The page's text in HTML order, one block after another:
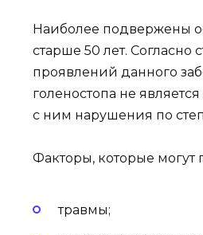
Наиболее подвержены
старше 50 лет. Согласно
проявлений данного
голеностопа не
с ним нарушения по
Факторы, которые
травмы;